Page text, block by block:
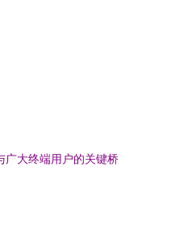
广大终端用户的关键桥